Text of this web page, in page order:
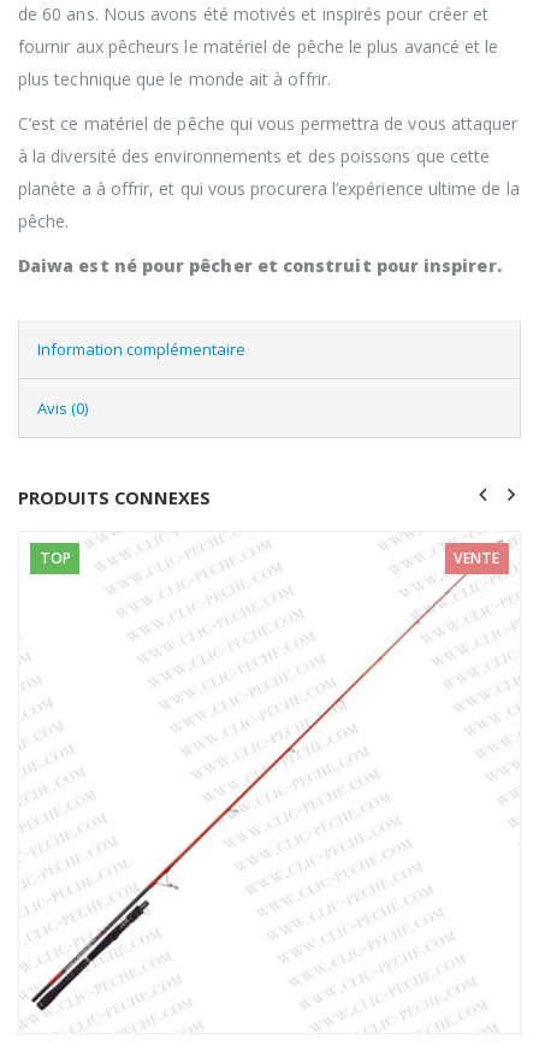
de 60 ans. Nous avons été motivés et inspirés pour créer et
fournir aux pêcheurs le matériel de pêche le plus avancé et le
plus technique que le monde ait à offrir.
C’est ce matériel de pêche qui vous permettra de vous attaquer
à la diversité des environnements et des poissons que cette
planète a à offrir, et qui vous procurera l’expérience ultime de la
pêche.
Daiwa est né pour pêcher et construit pour inspirer.
Information complémentaire
Avis (0)
PRODUITS CONNEXES
TOP VENTE